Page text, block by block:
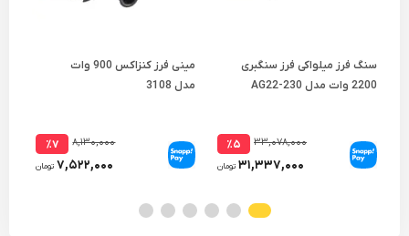
سنگ فرز میلواکی فرز سنگبری
2200 وات مدل AG22-230
۳۳,۰۷۸,۰۰۰ ٪۵
۳۱,۳۳۷,۰۰۰ تومان
مینی فرز کنزاکس 900 وات
مدل 3108
۸,۱۳۰,۰۰۰ ٪۷
۷,۵۲۲,۰۰۰ تومان